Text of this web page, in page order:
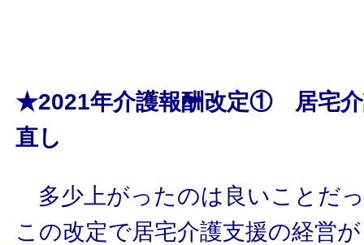
★2021年介護報酬改定① 居宅介
直し
多少上がったのは良いことだ
この改定で居宅介護支援の経営